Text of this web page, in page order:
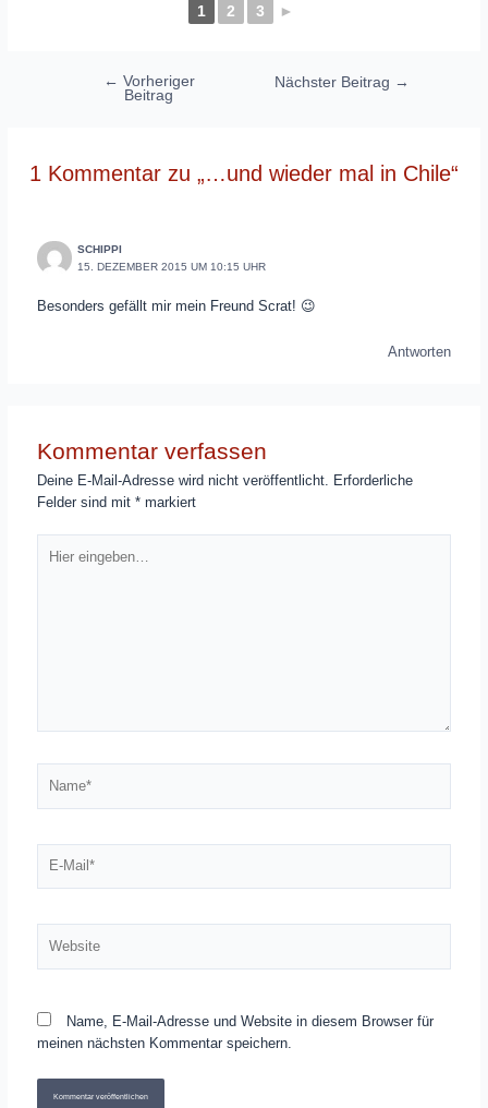
1 2 3 ►
Beitragsnavigation
← Vorheriger
Beitrag
Nächster Beitrag →
1 Kommentar zu „…und wieder mal in Chile“
SCHIPPI
15. DEZEMBER 2015 UM 10:15 UHR
Besonders gefällt mir mein Freund Scrat! 😉
Antworten
Kommentar verfassen
Deine E-Mail-Adresse wird nicht veröffentlicht. Erforderliche
Felder sind mit* markiert
eingeben…
Mail*
Name, E-Mail-Adresse und Website in diesem Browser für
meinen nächsten Kommentar speichern.